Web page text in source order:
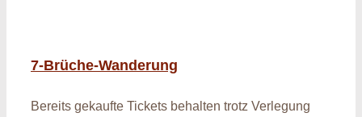
7-Brüche-Wanderung
Bereits gekaufte Tickets behalten trotz Verlegung